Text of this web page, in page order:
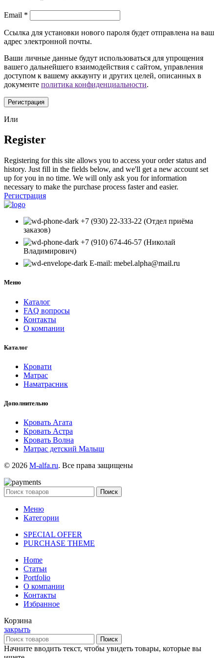
Email *
Ссылка для установки нового пароля будет отправлена ​​на ваш
адрес электронной почты.
Ваши личные данные будут использоваться для упрощения
вашего дальнейшего взаимодействия с сайтом, управления
доступом к вашему аккаунту и других целей, описанных в
документе политика конфиденциальности.
Регистрация
Или
Register
Registering for this site allows you to access your order status and
history. Just fill in the fields below, and we'll get a new account set
up for you in no time. We will only ask you for information
necessary to make the purchase process faster and easier.
Регистрация
+7 (930) 22-333-22 (Отдел приёма
заказов)
+7 (910) 674-46-57 (Николай
Владимирович)
E-mail: mebel.alpha@mail.ru
Меню
Каталог
FAQ вопросы
Контакты
О компании
Каталог
Кровати
Матрас
Наматрасник
Дополнительно
Кровать Агата
Кровать Астра
Кровать Волна
Матрас детский Малыш
© 2026 M-alfa.ru. Все права защищены
Поиск
Меню
Категории
SPECIAL OFFER
PURCHASE THEME
Home
Статьи
Portfolio
О компании
Контакты
Избранное
Корзина
закрыть
Поиск
Начните вводить текст, чтобы увидеть товары, которые вы